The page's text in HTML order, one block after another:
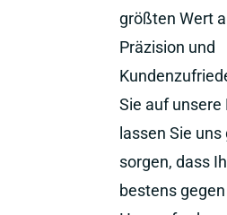
größten Wert
Präzision und
Sie auf unsere
lassen Sie
sorgen, dass
bestens